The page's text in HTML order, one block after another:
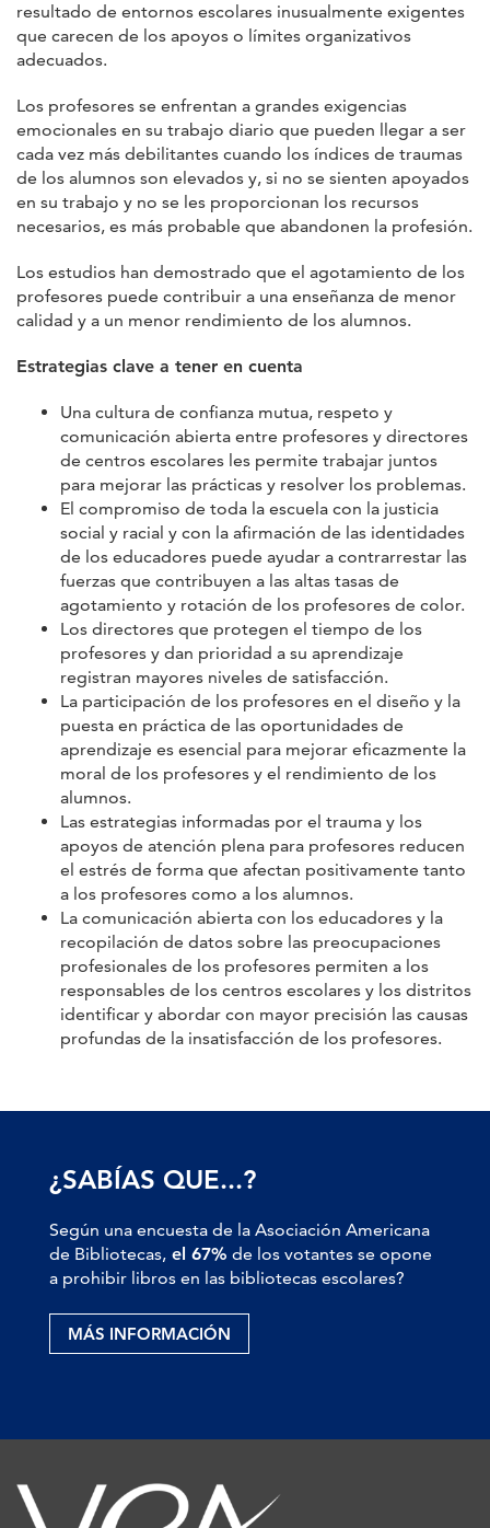
resultado de entornos escolares inusualmente exigentes
que carecen de los apoyos o límites organizativos
adecuados.
Los profesores se enfrentan a grandes exigencias
emocionales en su trabajo diario que pueden llegar a ser
cada vez más debilitantes cuando los índices de traumas
de los alumnos son elevados y, si no se sienten apoyados
en su trabajo y no se les proporcionan los recursos
necesarios, es más probable que abandonen la profesión.
Los estudios han demostrado que el agotamiento de los
profesores puede contribuir a una enseñanza de menor
calidad y a un menor rendimiento de los alumnos.
Estrategias clave a tener en cuenta
Una cultura de confianza mutua, respeto y
comunicación abierta entre profesores y directores
de centros escolares les permite trabajar juntos
para mejorar las prácticas y resolver los problemas.
El compromiso de toda la escuela con la justicia
social y racial y con la afirmación de las identidades
de los educadores puede ayudar a contrarrestar las
fuerzas que contribuyen a las altas tasas de
agotamiento y rotación de los profesores de color.
Los directores que protegen el tiempo de los
profesores y dan prioridad a su aprendizaje
registran mayores niveles de satisfacción.
La participación de los profesores en el diseño y la
puesta en práctica de las oportunidades de
aprendizaje es esencial para mejorar eficazmente la
moral de los profesores y el rendimiento de los
alumnos.
Las estrategias informadas por el trauma y los
apoyos de atención plena para profesores reducen
el estrés de forma que afectan positivamente tanto
a los profesores como a los alumnos.
La comunicación abierta con los educadores y la
recopilación de datos sobre las preocupaciones
profesionales de los profesores permiten a los
responsables de los centros escolares y los distritos
identificar y abordar con mayor precisión las causas
profundas de la insatisfacción de los profesores.
¿SABÍAS QUE...?
Según una encuesta de la Asociación Americana
de Bibliotecas, el 67% de los votantes se opone
a prohibir libros en las bibliotecas escolares?
MÁS INFORMACIÓN